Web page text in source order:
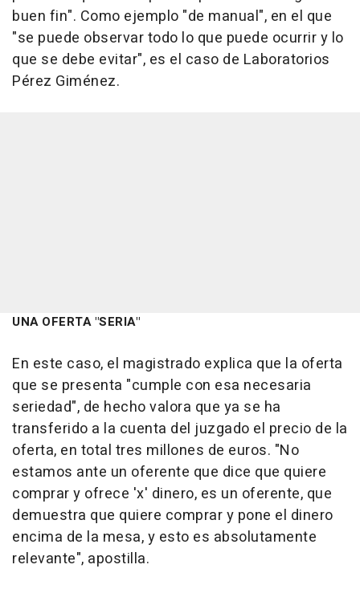
buen fin". Como ejemplo "de manual", en el que
"se puede observar todo lo que puede ocurrir y lo
que se debe evitar", es el caso de Laboratorios
Pérez Giménez.
UNA OFERTA "SERIA"
En este caso, el magistrado explica que la oferta
que se presenta "cumple con esa necesaria
seriedad", de hecho valora que ya se ha
transferido a la cuenta del juzgado el precio de la
oferta, en total tres millones de euros. "No
estamos ante un oferente que dice que quiere
comprar y ofrece 'x' dinero, es un oferente, que
demuestra que quiere comprar y pone el dinero
encima de la mesa, y esto es absolutamente
relevante", apostilla.